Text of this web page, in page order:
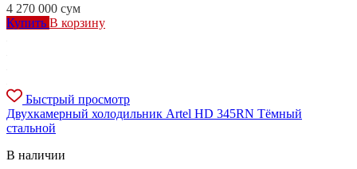
4 270 000 сум
Купить В корзину
Быстрый просмотр
Двухкамерный холодильник Artel HD 345RN Тёмный
стальной
В наличии